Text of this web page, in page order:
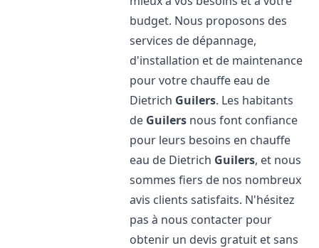
budget. Nous proposons des
services de dépannage,
d'installation et de maintenance
pour votre chauffe eau de
Dietrich Guilers. Les habitants
de Guilers nous font confiance
pour leurs besoins en chauffe
eau de Dietrich Guilers, et nous
sommes fiers de nos nombreux
avis clients satisfaits. N'hésitez
pas à nous contacter pour
obtenir un devis gratuit et sans